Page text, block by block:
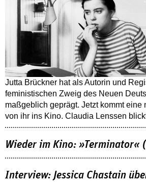
Jutta Brückner hat als Autorin und
feministischen Zweig des Neuen
maßgeblich geprägt. Jetzt kommt eine
von ihr ins Kino. Claudia Lenssen
Wieder im Kino: »Terminator«
Interview: Jessica Chastain